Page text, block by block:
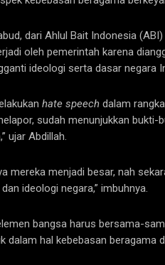
dari Ahlul Bait Indonesia
oleh pemerintah karena
ideologi serta dasar negara
hate speech dalam
sudah menunjukkan
ujar Abdillah.
mereka menjadi besar, nah
ideologi negara,” imbuhnya.
bangsa harus bersama-
dalam hal kebebasan beragama